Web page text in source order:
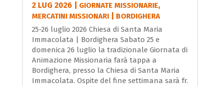
2 LUG 2026 GIORNATE MISSIONARIE,
MERCATINI MISSIONARI| BORDIGHERA
25-26 luglio 2026 Chiesa di Santa Maria
Immacolata | Bordighera Sabato 25 e
domenica 26 luglio la tradizionale Giornata di
Animazione Missionaria farà tappa a
Bordighera, presso la Chiesa di Santa Maria
Immacolata. Ospite del fine settimana sarà fr.